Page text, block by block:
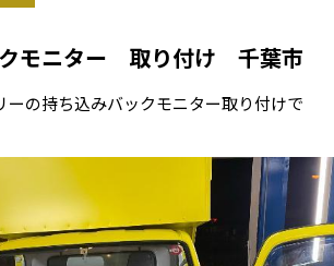
モニター 取り付け 千葉市
ーの持ち込みバックモニター取り付けで